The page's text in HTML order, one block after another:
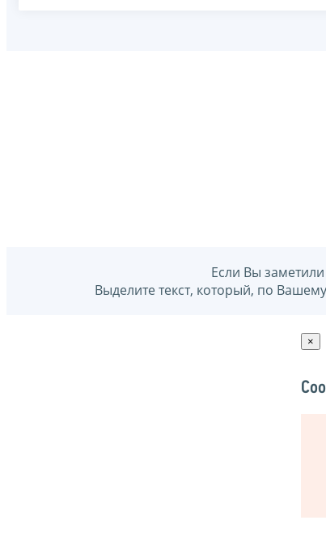
Если Вы
Выделите текст, который, по
×